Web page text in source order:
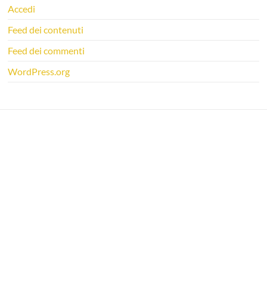
Accedi
Feed dei contenuti
Feed dei commenti
WordPress.org